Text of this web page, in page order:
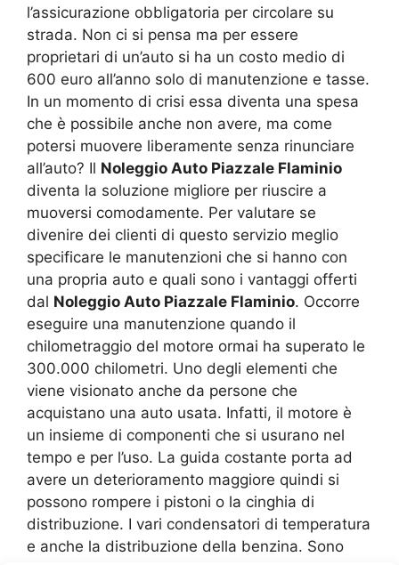
l’assicurazione obbligatoria per circolare su
strada. Non ci si pensa ma per essere
proprietari di un’auto si ha un costo medio di
600 euro all’anno solo di manutenzione e tasse.
In un momento di crisi essa diventa una spesa
che è possibile anche non avere, ma come
potersi muovere liberamente senza rinunciare
all’auto? Il Noleggio Auto Piazzale Flaminio
diventa la soluzione migliore per riuscire a
muoversi comodamente. Per valutare se
divenire dei clienti di questo servizio meglio
specificare le manutenzioni che si hanno con
una propria auto e quali sono i vantaggi offerti
dal Noleggio Auto Piazzale Flaminio. Occorre
eseguire una manutenzione quando il
chilometraggio del motore ormai ha superato le
300.000 chilometri. Uno degli elementi che
viene visionato anche da persone che
acquistano una auto usata. Infatti, il motore è
un insieme di componenti che si usurano nel
tempo e per l’uso. La guida costante porta ad
avere un deterioramento maggiore quindi si
possono rompere i pistoni o la cinghia di
distribuzione. I vari condensatori di temperatura
e anche la distribuzione della benzina. Sono